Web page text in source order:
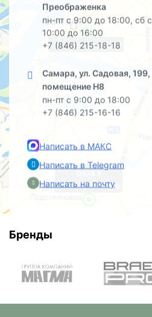
Преображенка
пн-пт с 9:00 до 18:00, сб с
10:00 до 16:00
+7 (846) 215-18-18
Самара, ул. Садовая, 199,
помещение Н8
пн-пт с 9:00 до 18:00
+7 (846) 215-16-16
Написать в МАКС
Написать в Telegram
Написать на почту
офис на Садовой
база в
Преображенке
Бренды